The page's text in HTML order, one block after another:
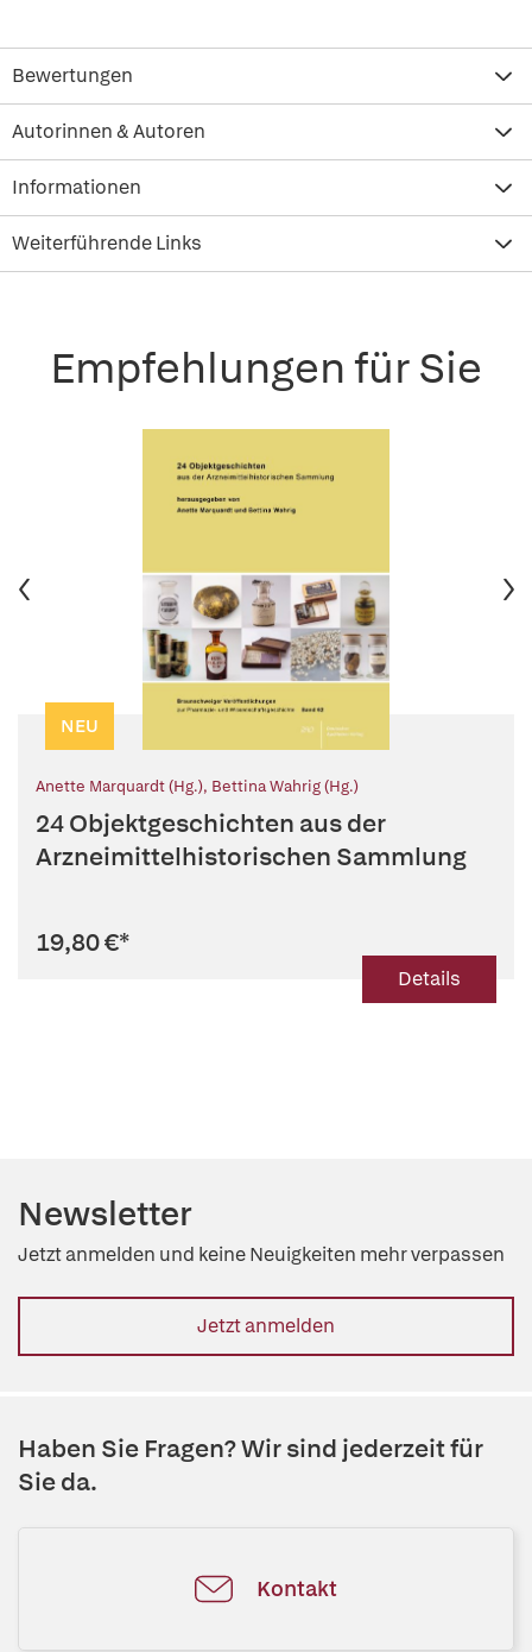
Bewertungen
Autorinnen & Autoren
Informationen
Weiterführende Links
Empfehlungen für Sie
NEU
Anette Marquardt (Hg.), Bettina Wahrig (Hg.)
24 Objektgeschichten aus der
Arzneimittelhistorischen Sammlung
19,80 €*
Details
Newsletter
Jetzt anmelden und keine Neuigkeiten mehr verpassen
Jetzt anmelden
Haben Sie Fragen? Wir sind jederzeit für
Sie da.
Kontakt